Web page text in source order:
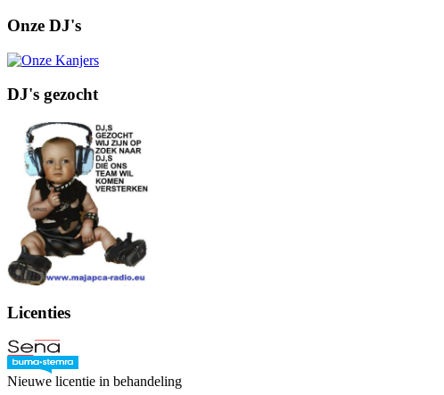
Onze DJ's
DJ's gezocht
Licenties
Nieuwe licentie in behandeling